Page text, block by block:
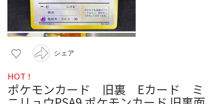
シェア
HOT !
ポケモンカード 旧裏 Eカード ミ